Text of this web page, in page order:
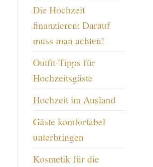
Die Hochzeit
finanzieren: Darauf
muss man achten!
Outfit-Tipps für
Hochzeitsgäste
Hochzeit im Ausland
Gäste komfortabel
unterbringen
Kosmetik für die